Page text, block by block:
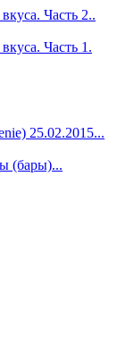
Часть 2..
Часть 1.
25.02.2015...
(бары)...